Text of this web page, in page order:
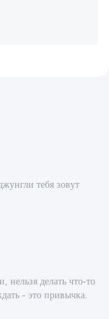
тебя зовут
нельзя делать что-то
- это привычка.